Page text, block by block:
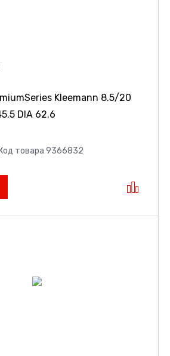
Kleemann 8.5/20
DIA 62.6
Код товара 9366832